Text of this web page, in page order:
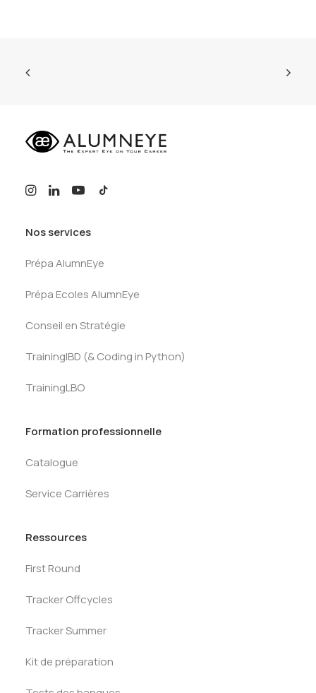
Nos services
Prépa AlumnEye
Prépa Ecoles AlumnEye
Conseil en Stratégie
TrainingIBD (& Coding in Python)
TrainingLBO
Formation professionnelle
Catalogue
Service Carrières
Ressources
First Round
Tracker Offcycles
Tracker Summer
Kit de préparation